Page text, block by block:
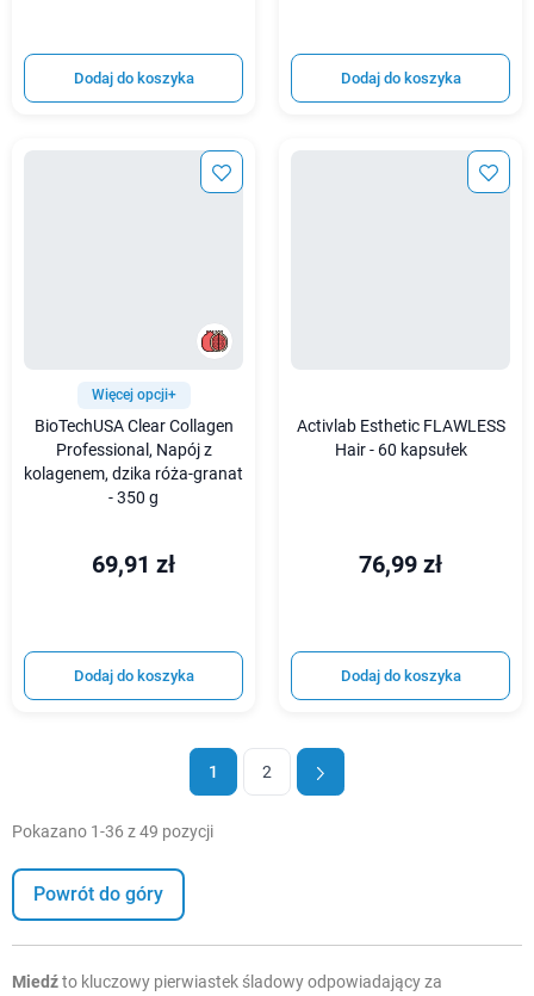
Dodaj do koszyka Dodaj do koszyka
Więcej opcji+
BioTechUSA Clear Collagen
Professional, Napój z
kolagenem, dzika róża-granat
- 350 g
69,91 zł
Dodaj do koszyka
Activlab Esthetic FLAWLESS
Hair - 60 kapsułek
76,99 zł
Dodaj do koszyka
1 2
Pokazano 1-36 z 49 pozycji
Powrót do góry
Miedźto kluczowy pierwiastek śladowy odpowiadający za